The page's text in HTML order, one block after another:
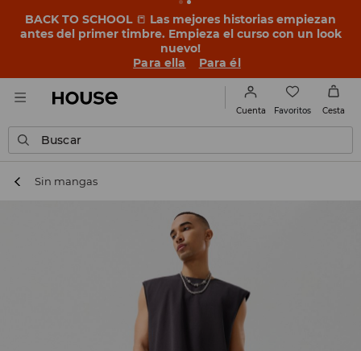
BACK TO SCHOOL 📒 Las mejores historias empiezan
antes del primer timbre. Empieza el curso con un look
nuevo!
Para ella
Para él
Cuenta Favoritos Cesta
Buscar
Sin mangas